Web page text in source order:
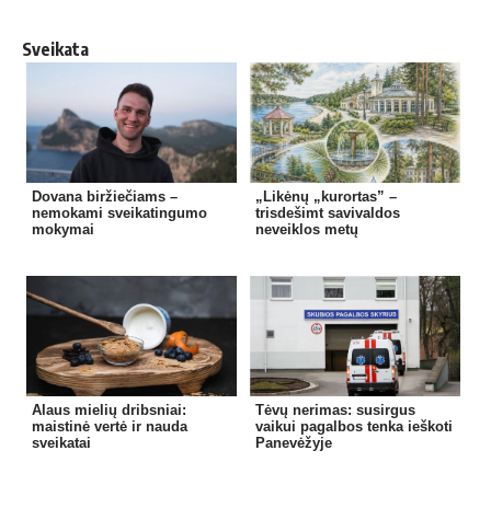
Sveikata
Dovana biržiečiams –
nemokami sveikatingumo
mokymai
„Likėnų „kurortas” –
trisdešimt savivaldos
neveiklos metų
Alaus mielių dribsniai:
maistinė vertė ir nauda
sveikatai
Tėvų nerimas: susirgus
vaikui pagalbos tenka ieškoti
Panevėžyje